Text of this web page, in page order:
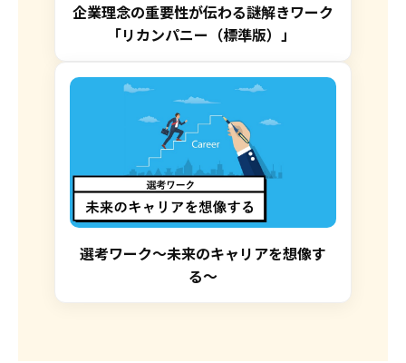
企業理念の重要性が伝わる謎解きワーク
「リカンパニー（標準版）」
選考ワーク〜未来のキャリアを想像す
る〜